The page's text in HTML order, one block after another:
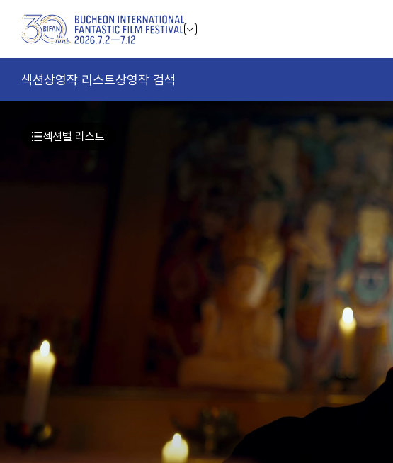
섹션상영작 리스트상영작 검색
섹션별 리스트